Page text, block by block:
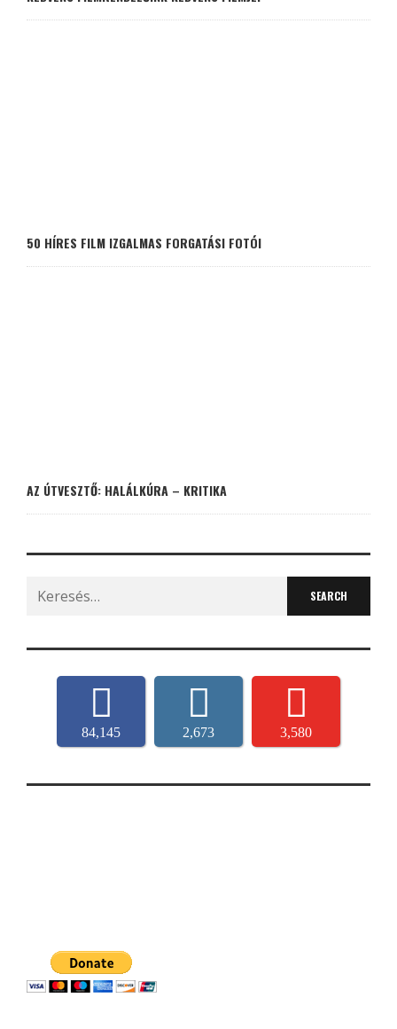
50 HÍRES FILM IZGALMAS FORGATÁSI FOTÓI
AZ ÚTVESZTŐ: HALÁLKÚRA – KRITIKA
Search
for:
84,145 2,673 3,580